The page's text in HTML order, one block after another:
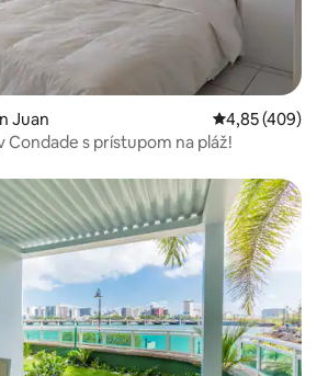
Juan Priemerné
4,85 (409)
Condade s prístupom na pláž!